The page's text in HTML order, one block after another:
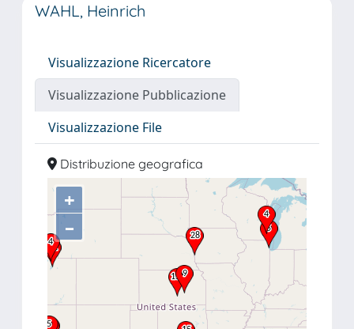
WAHL, Heinrich
Visualizzazione Ricercatore
Visualizzazione Pubblicazione
Visualizzazione File
Distribuzione geografica
+
–